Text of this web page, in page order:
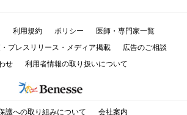
利用規約 ポリシー
医師・専門家一覧
プレスリリース・メディア掲載
広告のご相談
せ
利用者情報の取り扱いについて
護への取り組みについて 会社案内